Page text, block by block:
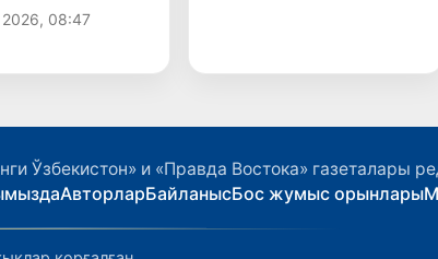
2026, 08:47
Ўзбекистон» и «Правда Востока» газеталары
АвторларБайланысБос жумыс орынлары